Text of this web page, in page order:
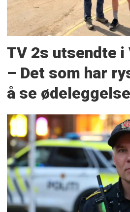
TV 2s utsendte i
– Det som har
å se